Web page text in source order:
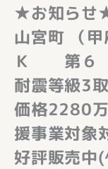
★お知らせ
山宮町 （
Ｋ 第
耐震等級3
価格2280
援事業対象
好評販売